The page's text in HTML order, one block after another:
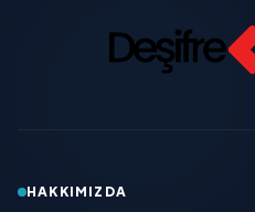
HAKKIMIZDA